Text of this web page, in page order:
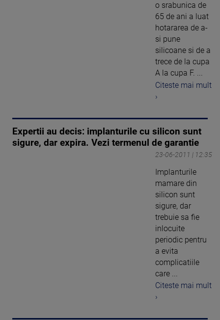
o srabunica de
65 de ani a luat
hotararea de a-
si pune
silicoane si de a
trece de la cupa
A la cupa F. ...
Citeste mai mult
›
Expertii au decis: implanturile cu silicon sunt
sigure, dar expira. Vezi termenul de garantie
23-06-2011 | 12:35
Implanturile
mamare din
silicon sunt
sigure, dar
trebuie sa fie
inlocuite
periodic pentru
a evita
complicatiile
care ...
Citeste mai mult
›